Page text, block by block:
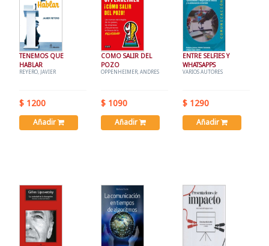
TENEMOS QUE
HABLAR
REYERO, JAVIER
$ 1200
Añadir
COMO SALIR DEL
POZO
OPPENHEIMER, ANDRES
$ 1090
Añadir
ENTRE SELFIES Y
WHATSAPPS
VARIOS AUTORES
$ 1290
Añadir